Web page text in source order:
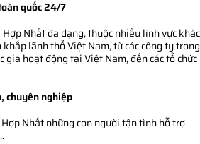
quốc 24/7
Hợp Nhất đa dạng, thuộc nhiều lĩnh vực khác
lãnh thổ Việt Nam, từ các công ty trong
gia hoạt động tại Việt Nam, đến các tổ chức
chuyên nghiệp
Nhất những con người tận tình hỗ trợ